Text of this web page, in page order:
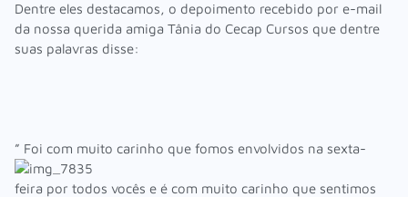
Dentre eles destacamos, o depoimento recebido por e-mail
da nossa querida amiga Tânia do Cecap Cursos que dentre
suas palavras disse:
” Foi com muito carinho que fomos envolvidos na sexta-
feira por todos vocês e é com muito carinho que sentimos